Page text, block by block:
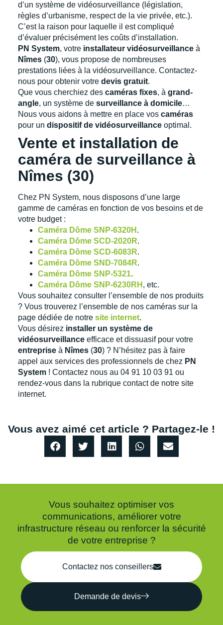
d’un système de vidéosurveillance (législation,
règles d’urbanisme, respect de la vie privée, etc.).
C’est la raison pour laquelle il est compliqué
d’évaluer précisément les coûts d’installation.
PN System, votre installateur vidéosurveillanceà
Nîmes (30), vous propose de nombreuses
prestations liées à la vidéosurveillance. Contactez-
nous pour obtenir votre devis gratuit.
Que vous cherchiez des caméras fixes, à grand-
angle, un système de surveillance à domicile…
Nous vous aidons à mettre en place vos caméras
pour un dispositif de vidéosurveillance optimal.
Vente et installation de
caméra de surveillance à
Nîmes (30)
Chez PN System, nous disposons d’une large
gamme de caméras en fonction de vos besoins et de
votre budget :
Caméra Dôme SNP-6320H .
Caméra Dôme SCD-2020R.
Caméra Dôme SCD-6083R.
Caméra Dôme SND-7084R.
Caméra Dôme SNP-5321.
Caméra Dôme SNP-6230RH , etc.
Vous souhaitez consulter l’ensemble de nos produits
? Vous trouverez l’ensemble de nos caméras sur la
page dédiée de notre site internet.
Vous désirez installer un système de
vidéosurveillanceefficace et dissuasif pour votre
entreprise à Nîmes (30) ? N’hésitez pas à faire
appel aux services des professionnels de chez PN
System! Contactez nous au 04 91 10 03 91 ou
rendez-vous dans la rubrique contact de notre site
internet.
Vous avez aimé cet article ? Partagez-le !
Vous souhaitez optimiser vos
communications, améliorer votre
infrastructure réseau ou renforcer la sécurité
de votre entreprise ?
Contactez nos conseillers
Demande de devis